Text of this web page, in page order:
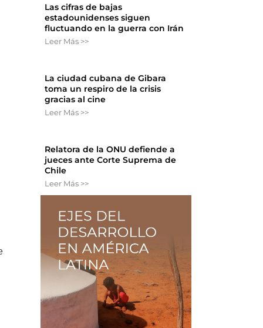
Las cifras de bajas
estadounidenses siguen
fluctuando en la guerra con Irán
Leer Más >>
La ciudad cubana de Gibara
toma un respiro de la crisis
gracias al cine
Leer Más >>
Relatora de la ONU defiende a
jueces ante Corte Suprema de
Chile
Leer Más >>